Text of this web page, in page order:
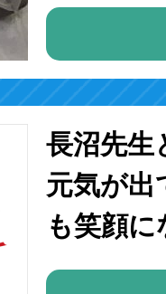
長沼先生
元気が出
も笑顔